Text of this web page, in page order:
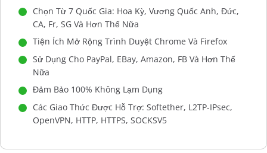
Chọn Từ 7 Quốc Gia: Hoa Kỳ, Vương Quốc Anh, Đức,
CA, Fr, SG Và Hơn Thế Nữa
Tiện Ích Mở Rộng Trình Duyệt Chrome Và Firefox
Sử Dụng Cho PayPal, EBay, Amazon, FB Và Hơn Thế
Nữa
Đảm Bảo 100% Không Lạm Dụng
Các Giao Thức Được Hỗ Trợ: Softether, L2TP-IPsec,
OpenVPN, HTTP, HTTPS, SOCKSV5